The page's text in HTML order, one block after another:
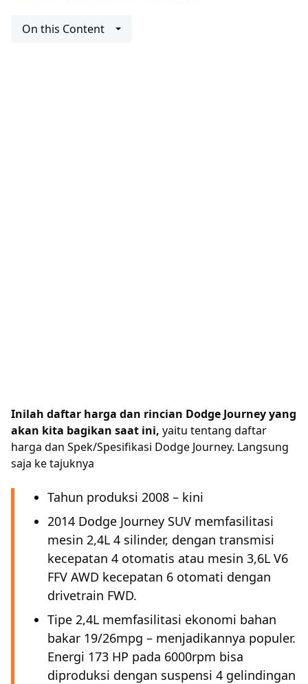
On this Content
Inilah daftar harga dan rincian Dodge Journey yang
akan kita bagikan saat ini, yaitu tentang daftar
harga dan Spek/Spesifikasi Dodge Journey. Langsung
saja ke tajuknya
Tahun produksi 2008 – kini
2014 Dodge Journey SUV memfasilitasi
mesin 2,4L 4 silinder, dengan transmisi
kecepatan 4 otomatis atau mesin 3,6L V6
FFV AWD kecepatan 6 otomati dengan
drivetrain FWD.
Tipe 2,4L memfasilitasi ekonomi bahan
bakar 19/26mpg – menjadikannya populer.
Energi 173 HP pada 6000rpm bisa
diproduksi dengan suspensi 4 gelindingan